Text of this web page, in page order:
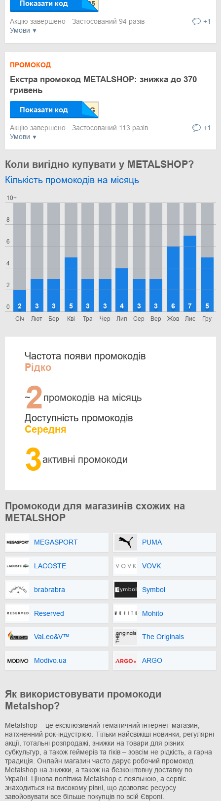
Умови
Показати код
Акцію завершено Застосований 94 разів +1
Умови
ПРОМОКОД
Екстра промокод METALSHOP: знижка до 370
гривень
Показати код
Акцію завершено Застосований 113 разів +1
Коли вигідно купувати у METALSHOP?
Кількість промокодів на місяць
0
2
4
6
8
10+
Січ
2
Лют
3
Бер
3
Кві
5
Тра
3
Чер
3
Лип
4
Сер
3
Вер
3
Жов
6
Лис
7
Гру
5
Частота появи промокодів
Рідко
~
2промокодів на місяць
Доступність промокодів
Середня
3активні промокоди
Промокоди для магазинів схожих на
METALSHOP
MEGASPORT PUMA
LACOSTE VOVK
brabrabra Symbol
Reserved Mohito
VaLeo&V™ The Originals
Modivo.ua ARGO
Як використовувати промокоди
Metalshop?
Metalshop – це ексклюзивний тематичний інтернет-магазин,
натхненний рок-індустрією. Тільки найсвіжіші новинки, регулярні
акції, тотальні розпродажі, знижки на товари для різних
субкультур, а також геймерів та гіків – зовсім не рідкість, а гарна
традиція. Онлайн магазин часто дарує робочий промокод
Metalshop на знижки, а також на безкоштовну доставку по
Україні. Цінова політика Metalshop є лояльною, а сервіс
знаходиться на високому рівні, що дозволяє ресурсу
завойовувати все більше покупців по всій Європі.